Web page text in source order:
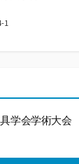
1
学会学術大会